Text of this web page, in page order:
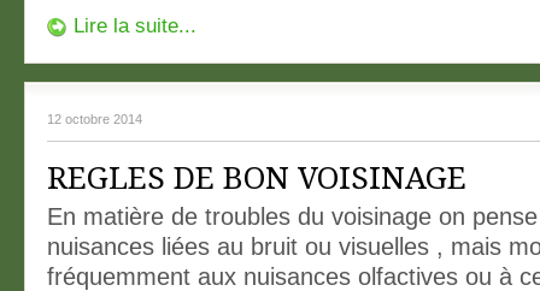
Lire la suite...
12 octobre 2014
REGLES DE BON VOISINAGE
En matière de troubles du voisinage on
nuisances liées au bruit ou visuelles , mais
fréquemment aux nuisances olfactives ou à